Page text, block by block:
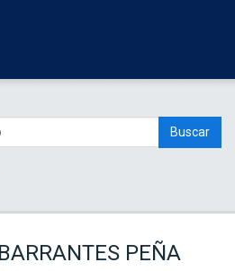
Buscar
PEÑA